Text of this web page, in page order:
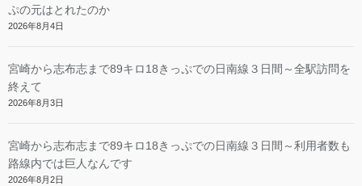
ぷの元はとれたのか
2026年8月4日
宮崎から志布志まで89キロ18きっぷでの日南線３日間～全駅訪問を
終えて
2026年8月3日
宮崎から志布志まで89キロ18きっぷでの日南線３日間～利用者数も
路線内では巨人なんです
2026年8月2日